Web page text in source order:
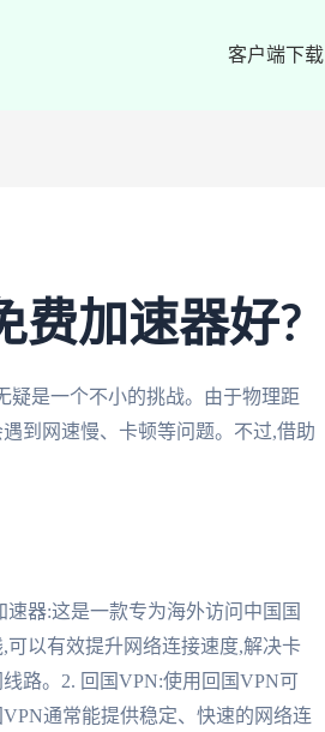
客户端下载
费加速器好?
疑是一个不小的挑战。由于物理距
到网速慢、卡顿等问题。不过,借助
器:这是一款专为海外访问中国国
以有效提升网络连接速度,解决卡
路。2. 回国VPN:使用回国VPN可
通常能提供稳定、快速的网络连